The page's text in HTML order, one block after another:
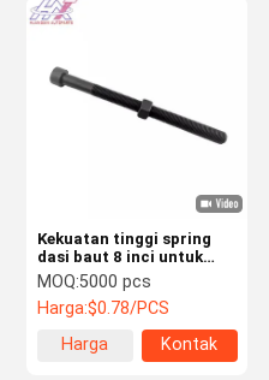
Kekuatan tinggi spring
dasi baut 8 inci untuk
mengikat 40Cr baja
MOQ:5000 pcs
Harga:$0.78/PCS
Harga
Kontak